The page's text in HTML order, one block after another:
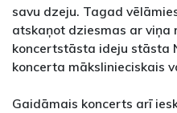
savu dzeju. Tagad
atskaņot dziesmas ar
koncertstāsta ideju stāsta
koncerta mākslinieciskais
Gaidāmais koncerts arī